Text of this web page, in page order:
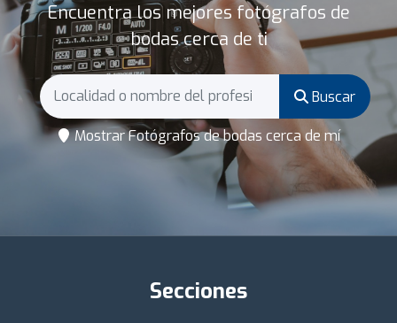
Encuentra los mejores fotógrafos de
bodas cerca de ti
Buscar
Mostrar Fotógrafos de bodas cerca de mí
Secciones